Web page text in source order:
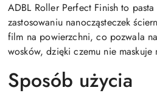
ADBL Roller Perfect Finish to
zastosowaniu nanocząsteczek
film na powierzchni, co pozwala
wosków, dzięki czemu nie
Sposób użycia